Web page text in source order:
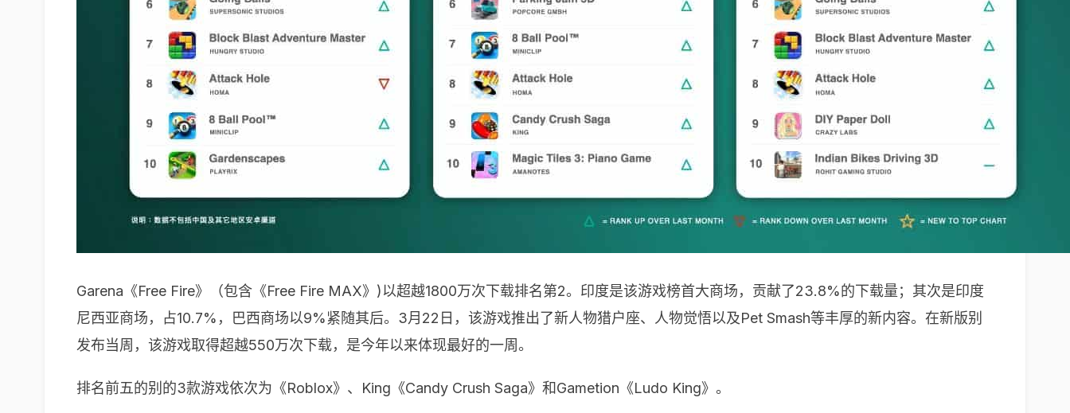
Garena《Free Fire》（包含《Free Fire MAX》)以超越1800万次下载排名第2。印度是该游戏榜首大商场，贡献了23.8%的下载量；其次是印度
尼西亚商场，占10.7%，巴西商场以9%紧随其后。3月22日，该游戏推出了新人物猎户座、人物觉悟以及Pet Smash等丰厚的新内容。在新版别
发布当周，该游戏取得超越550万次下载，是今年以来体现最好的一周。
排名前五的别的3款游戏依次为《Roblox》、King《Candy Crush Saga》和Gametion《Ludo King》。